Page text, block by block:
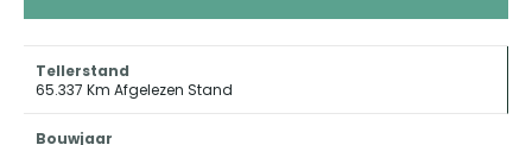
Tellerstand
65.337 Km Afgelezen Stand
Bouwjaar